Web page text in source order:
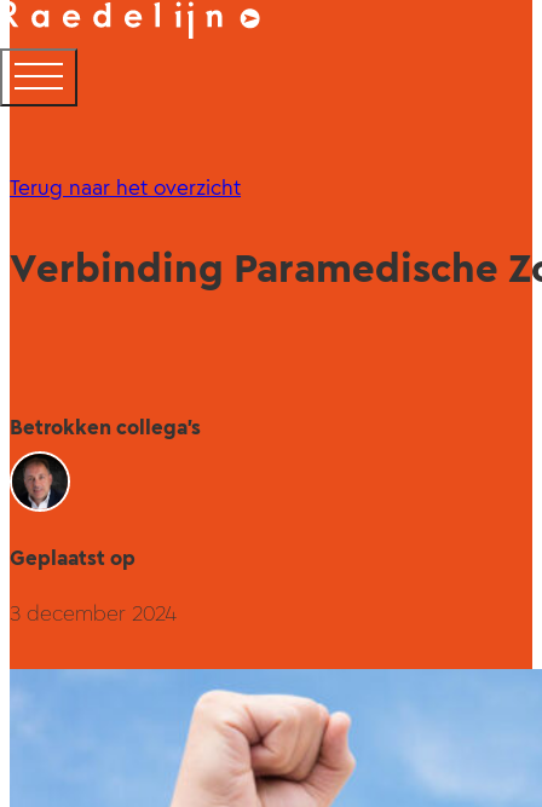
Terug naar het overzicht
Verbinding Paramedische
Betrokken collega's
Geplaatst op
3 december 2024